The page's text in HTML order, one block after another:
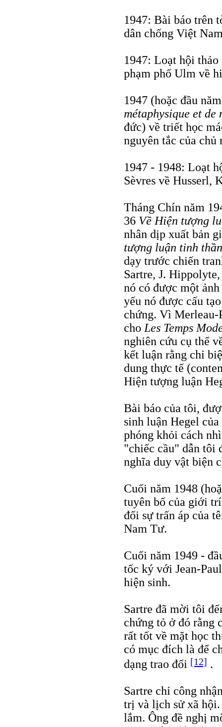
1947: Bài báo trên
dân chống Việt
1947: Loạt hội thảo
phạm phố Ulm về
1947 (hoặc đầu
métaphysique et de
đức) về triết học
nguyên tắc của
1947 - 1948: Loạt
Sèvres về Husserl,
Tháng Chín năm
36 Về Hiện tượng
nhân dịp xuất bản
tượng luận tinh thần
dạy trước chiến
Sartre, J.
nó có được một
yếu nó được cấu
chứng. Vì Merleau-
cho Les Temps
nghiên cứu cụ thể
kết luận rằng chỉ
dung thực tế
Hiện tượng luận
Bài báo của tôi,
sinh luận Hegel
phóng khỏi cách
"chiếc cầu" dẫn tôi
nghĩa duy vật biện
Cuối năm 1948
tuyên bố của giới
đối sự trấn áp của
Nam Tư.
Cuối năm 1949 -
tốc ký với Jean-
hiện sinh.
Sartre đã mời tôi
chứng tỏ ở đó rằng
rất tốt về mặt học
có mục đích là để
dạng trao đổi [12] .
Sartre chỉ công
trị và lịch sử xã
lắm. Ông đề nghị